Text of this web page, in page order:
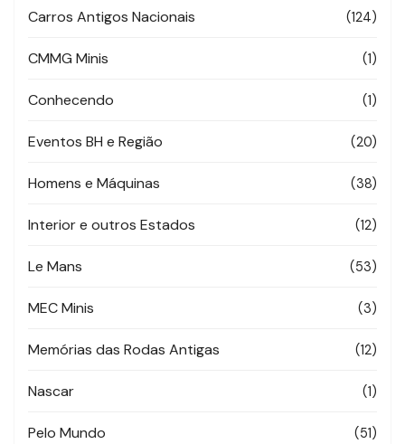
Carros Antigos Nacionais (124)
CMMG Minis (1)
Conhecendo (1)
Eventos BH e Região (20)
Homens e Máquinas (38)
Interior e outros Estados (12)
Le Mans (53)
MEC Minis (3)
Memórias das Rodas Antigas (12)
Nascar (1)
Pelo Mundo (51)